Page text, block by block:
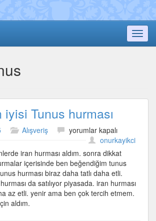
iyisi Tunus hurması
Alışveriş
Hurmanın
Tunus
hurması
için
yorumlar kapalı
onurkayikci
iran hurması aldım. sonra dikkat
içerisinde ben beğendiğim tunus
hurması biraz daha tatlı daha etli.
da satılıyor piyasada. iran hurması
az etli. yenir ama ben çok tercih etmem.
aldım.